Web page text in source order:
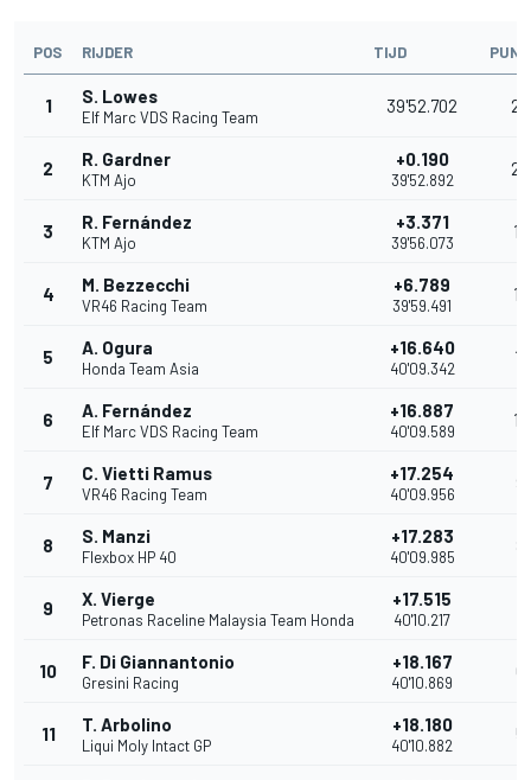
POS RIJDER TIJD
1 S. Lowes
Elf Marc VDS Racing Team
39'52.702 25
2 R. Gardner
KTM Ajo
+0.190
39'52.892
20
3 R. Fernández
KTM Ajo
+3.371
39'56.073
16
4 M. Bezzecchi
VR46 Racing Team
+6.789
39'59.491
13
5 A. Ogura
Honda Team Asia
+16.640
40'09.342
11
6 A. Fernández
Elf Marc VDS Racing Team
+16.887
40'09.589
10
7 C. Vietti Ramus
VR46 Racing Team
+17.254
40'09.956
9
8 S. Manzi
Flexbox HP 40
+17.283
40'09.985
9 X. Vierge
Petronas Raceline Malaysia Team Honda
+17.515
40'10.217
10 F. Di Giannantonio
Gresini Racing
+18.167
40'10.869
6
11 T. Arbolino
Liqui Moly Intact GP
+18.180
40'10.882
5